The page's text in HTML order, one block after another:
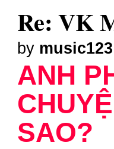
Re: VK
by music123
ANH
SAO?